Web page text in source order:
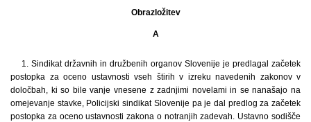
Obrazložitev
A
1. Sindikat državnih in družbenih organov Slovenije je predlagal začetek
postopka za oceno ustavnosti vseh štirih v izreku navedenih zakonov v
določbah, ki so bile vanje vnesene z zadnjimi novelami in se nanašajo na
omejevanje stavke, Policijski sindikat Slovenije pa je dal predlog za začetek
postopka za oceno ustavnosti zakona o notranjih zadevah. Ustavno sodišče